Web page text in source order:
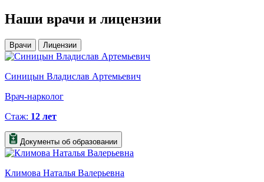
Наши врачи и лицензии
Врачи Лицензии
Синицын Владислав Артемьевич
Врач-нарколог
Стаж: 12 лет
Документы об образовании
Климова Наталья Валерьевна